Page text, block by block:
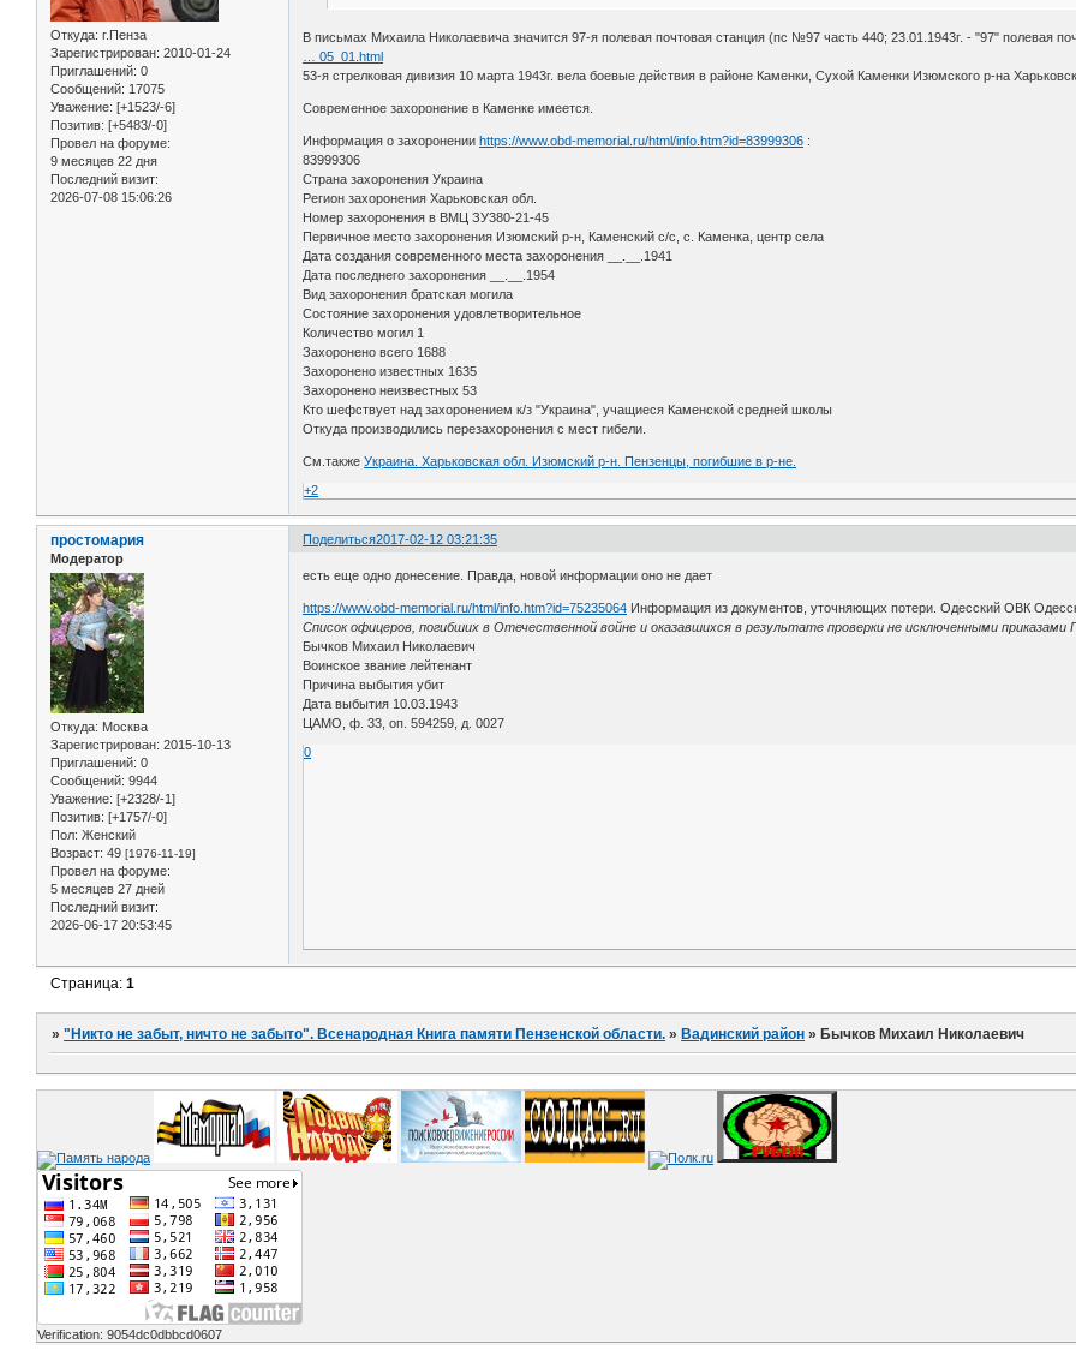
Откуда: г.Пенза
Зарегистрирован: 2010-01-24
Приглашений: 0
Сообщений: 17075
Уважение: [+1523/-6]
Позитив: [+5483/-0]
Провел на форуме:
9 месяцев 22 дня
Последний визит:
2026-07-08 15:06:26
В письмах Михаила Николаевича значится 97-я полевая почтовая станция (пс №97 часть 440; 23.01.1943г. - "97" полевая
… 05_01.html
53-я стрелковая дивизия 10 марта 1943г. вела боевые действия в районе Каменки, Сухой Каменки Изюмского р-на
Современное захоронение в Каменке имеется.
Информация о захоронении https://www.obd-memorial.ru/html/info.htm?id=83999306 :
83999306
Страна захоронения Украина
Регион захоронения Харьковская обл.
Номер захоронения в ВМЦ ЗУ380-21-45
Первичное место захоронения Изюмский р-н, Каменский с/с, с. Каменка, центр села
Дата создания современного места захоронения __.__.1941
Дата последнего захоронения __.__.1954
Вид захоронения братская могила
Состояние захоронения удовлетворительное
Количество могил 1
Захоронено всего 1688
Захоронено известных 1635
Захоронено неизвестных 53
Кто шефствует над захоронением к/з "Украина", учащиеся Каменской средней школы
Откуда производились перезахоронения с мест гибели.
См.такжеУкраина. Харьковская обл. Изюмский р-н. Пензенцы, погибшие в р-не.
+2
Поделиться2017-02-12 03:21:35
простомария
Модератор
Откуда: Москва
Зарегистрирован: 2015-10-13
Приглашений: 0
Сообщений: 9944
Уважение: [+2328/-1]
Позитив: [+1757/-0]
Пол: Женский
Возраст: 49 [1976-11-19]
Провел на форуме:
5 месяцев 27 дней
Последний визит:
2026-06-17 20:53:45
есть еще одно донесение. Правда, новой информации оно не дает
https://www.obd-memorial.ru/html/info.htm?id=75235064 Информация из документов, уточняющих потери. Одесский ОВК
Список офицеров, погибших в Отечественной войне и оказавшихся в результате проверки не исключенными
Бычков Михаил Николаевич
Воинское звание лейтенант
Причина выбытия убит
Дата выбытия 10.03.1943
ЦАМО, ф. 33, оп. 594259, д. 0027
0
Страница:1
»"Никто не забыт, ничто не забыто". Всенародная Книга памяти Пензенской области. » Вадинский район » Бычков Михаил Николаевич
Verification: 9054dc0dbbcd0607